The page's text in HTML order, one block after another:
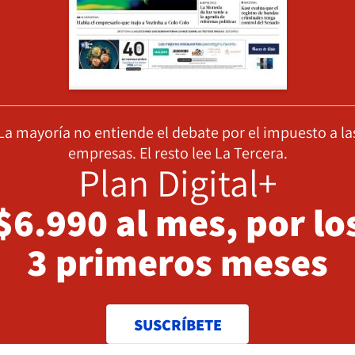
mayoría no entiende el debate por el impuesto a
empresas. El resto lee La Tercera.
Plan Digital+
al mes, por
3 primeros meses
SUSCRÍBETE